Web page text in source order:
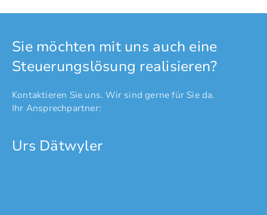
Sie möchten mit uns auch eine
Steuerungslösung realisieren?
Kontaktieren Sie uns. Wir sind gerne für Sie da.
Ihr Ansprechpartner:
Urs Dätwyler